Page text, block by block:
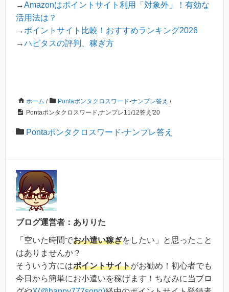
→Amazonはポイントサイト利用「対象外」！有効な
活用法は？
→ ポイントサイト比較！おすすめランキング2026
→ハピタスの評判、稼ぎ方
ホーム / Pontaポンタクロスワード-ナンプレ答え /
Pontaポンタクロスワード,ナンプレ11/12答え'20
Pontaポンタクロスワード-ナンプレ答え
ブログ運営者：ありりた
「空いた時間でお小遣い稼ぎをしたい」と思ったこと
はありませんか？
そういう方にはポイントサイトがお勧め！初心者でも
今日から簡単にお小遣いを稼げます！ちなみに当ブロ